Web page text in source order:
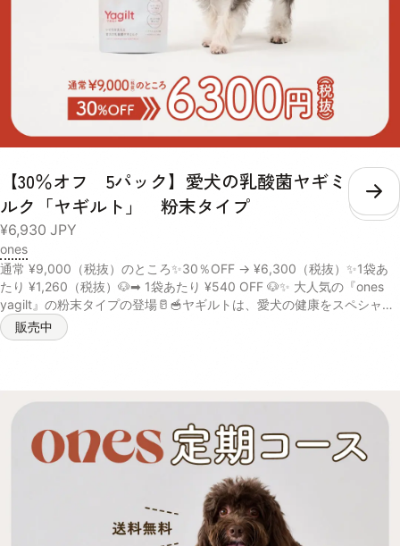
ン 600mg/40g 352mg/40g 520mg/40g 116mg/40g 熱量
158kcal/40g 148kcal/40g 160kcal/40g 153kcal/40g 内容量 40g×1
パック 賞味期限 / 保存方法 未開封の状態で製造から2年。 パウチの口
をしっかりと決めて、日光・高温多湿の場所を避けて保存し、開封後は
賞味期限にしっかりと早めにお使いください。 給与 愛犬の体重に合わ
せた必要な水分量や、普段飲んでいるお水の量によって、スープを考え
る量は違います。 愛犬の身体の状態をよく見ながら、不足している水
セット 大型犬超大型犬 1010ml〜 3セット
【30％オフ 5パック】愛犬の乳酸菌ヤギミ
ルク「ヤギルト」 粉末タイプ
¥6,930 JPY
こ
ones
通常 ¥9,000（税抜）のところ✨30％OFF → ¥6,300（税抜）✨1袋あ
たり ¥1,260（税抜）🐶➡ 1袋あたり ¥540 OFF 🐶✨ 大人気の『ones
yagilt』の粉末タイプの登場🥛🥣ヤギルトは、愛犬の健康をスペシャル
サポートする栄養補助食品です。 ヤギミルクをベースとして、乳酸菌
とフラクトオリゴ糖が健康な腸内環境を維持。えんどう豆たんぱくとコ
とで、腸内細菌叢の最適化と身体の健康維持に貢献します🐶 腸から全
身に健やかなエネルギーを供給することができるので、愛犬が美味しく
健康的な身体づくりをすることが可能。 パピーからシニアまで使用で
き、体調に不安がある愛犬にも安心して与えることができる商品です。
内容量 40g 原材料 ヤギ乳 、エンドウ豆タンパク、イヌリン（食物繊
維）乳酸菌（殺菌）、フラクトオリゴ糖、コラーゲンペプチドコエンザ
イムQ10（一部に乳成分・ゼラチンを含む） 消費期限 未開封の状態で
製造から2年 保存方法 パウチの口をしっかりと決めて、日光・高温多
湿の場所を避けて保存し、開封後は賞味期限にしっかりと早めにお使い
販売中